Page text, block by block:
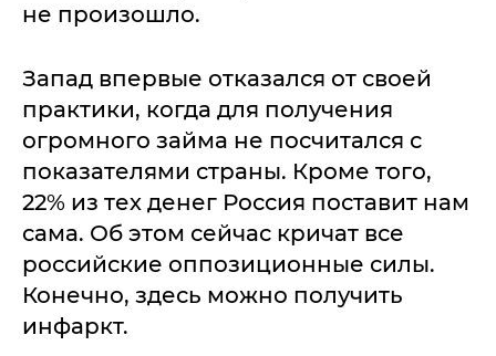
не произошло.
Запад впервые отказался от своей
практики, когда для получения
огромного займа не посчитался с
показателями страны. Кроме того,
22% из тех денег Россия поставит нам
сама. Об этом сейчас кричат все
российские оппозиционные силы.
Конечно, здесь можно получить
инфаркт.